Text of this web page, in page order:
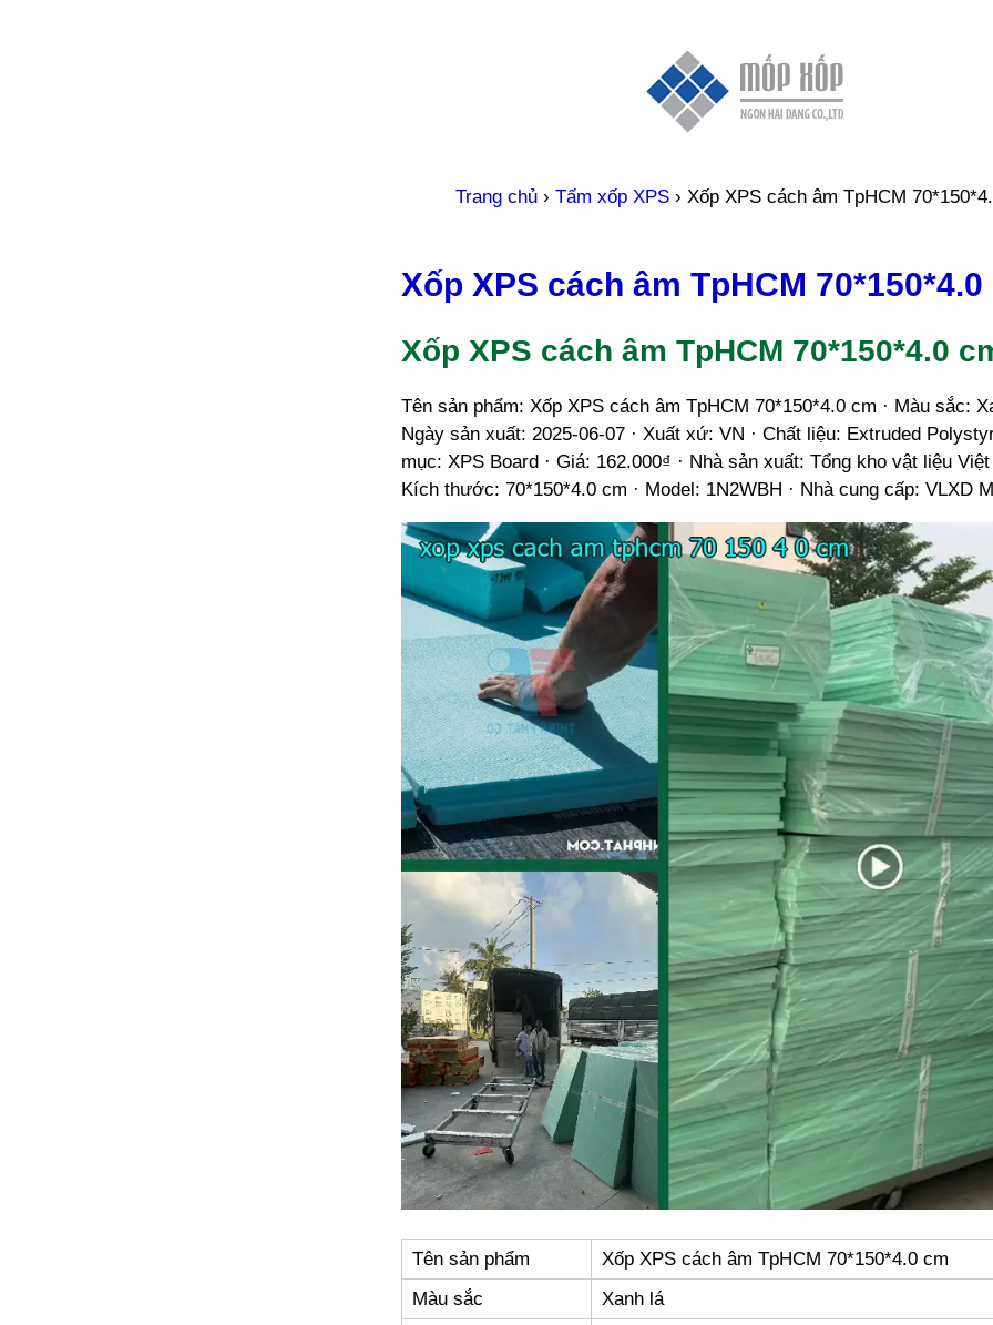
Trang chủ › Tấm xốp XPS › Xốp XPS cách âm TpHCM
Xốp XPS cách âm TpHCM
Xốp XPS cách âm TpHCM 70*150*4.0
Tên sản phẩm: Xốp XPS cách âm TpHCM 70*150*4.0 cm · Màu sắc:
Ngày sản xuất: 2025-06-07 · Xuất xứ: VN · Chất liệu: Extruded
mục: XPS Board · Giá: 162.000₫ · Nhà sản xuất: Tổng kho vật liệu
Kích thước: 70*150*4.0 cm · Model: 1N2WBH · Nhà cung cấp: VLXD
Tên sản phẩm
Xốp XPS cách âm TpHCM 70*150*4.0 cm
Màu sắc
Xanh lá